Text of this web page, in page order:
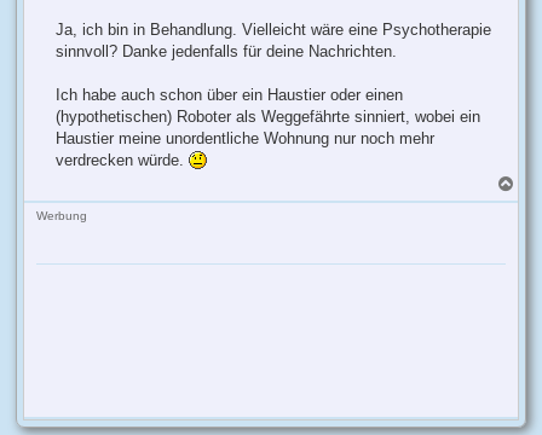
a
g
Ja, ich bin in Behandlung. Vielleicht wäre eine Psychotherapie
sinnvoll? Danke jedenfalls für deine Nachrichten.
Ich habe auch schon über ein Haustier oder einen
(hypothetischen) Roboter als Weggefährte sinniert, wobei ein
Haustier meine unordentliche Wohnung nur noch mehr
verdrecken würde.
a
Werbung